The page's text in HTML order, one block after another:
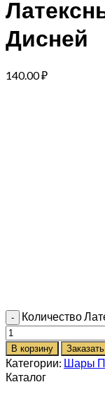
Дисней
140.00₽
Количество
В корзину
Категории: Шары
Каталог